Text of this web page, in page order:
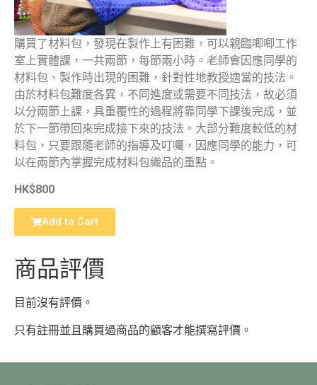
購買了材料包，發現在製作上有困難，可以親臨唧唧工作
室上實體課，一共兩節，每節兩小時。老師會因應同學的
材料包、製作時出現的困難，針對性地教授適當的技法。
由於材料包難度各異，不同進度或需要不同技法，故必須
以分兩節上課，具重覆性的過程將靠同學下課後完成，並
於下一節帶回來完成接下來的技法。大部分難度較低的材
料包，只要跟隨老師的指導及叮囑，因應同學的能力，可
以在兩節內掌握完成材料包織品的重點。
HK$800
Add to Cart
商品評價
目前沒有評價。
只有註冊並且購買過商品的顧客才能撰寫評價。